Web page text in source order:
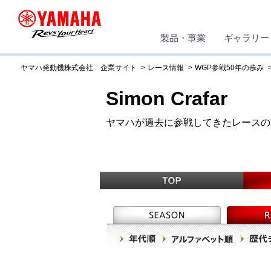
製品・事業 ギャラリー
ヤマハ発動機株式会社 企業サイト レース情報 WGP参戦50年の歩み
Simon Crafar
ヤマハが過去に参戦してきたレース